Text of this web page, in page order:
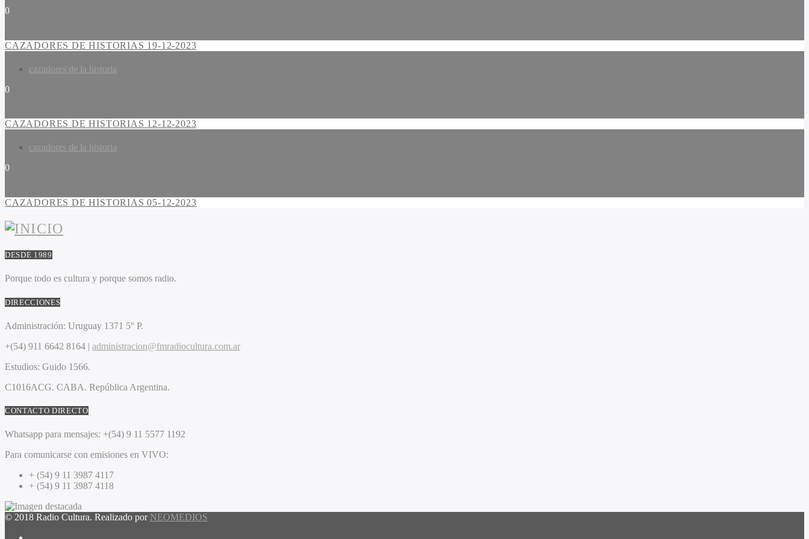
0
CAZADORES DE HISTORIAS 19-12-2023
cazadores de la historia
0
CAZADORES DE HISTORIAS 12-12-2023
cazadores de la historia
0
CAZADORES DE HISTORIAS 05-12-2023
DESDE 1989
Porque todo es cultura y porque somos radio.
DIRECCIONES
Administración: Uruguay 1371 5° P.
+(54) 911 6642 8164 | administracion@fmradiocultura.com.ar
Estudios: Guido 1566.
C1016ACG. CABA. República Argentina.
CONTACTO DIRECTO
Whatsapp para mensajes: +(54) 9 11 5577 1192
Para comunicarse con emisiones en VIVO:
+ (54) 9 11 3987 4117
+ (54) 9 11 3987 4118
© 2018 Radio Cultura. Realizado por NEOMEDIOS